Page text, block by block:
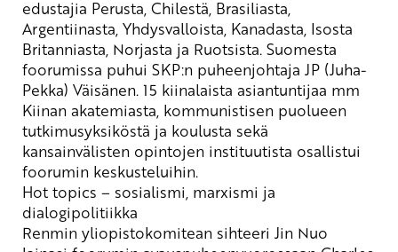
edustajia Perusta, Chilestä, Brasiliasta,
Argentiinasta, Yhdysvalloista, Kanadasta, Isosta
Britanniasta, Norjasta ja Ruotsista. Suomesta
foorumissa puhui SKP:n puheenjohtaja JP (Juha-
Pekka) Väisänen. 15 kiinalaista asiantuntijaa mm
Kiinan akatemiasta, kommunistisen puolueen
tutkimusyksiköstä ja koulusta sekä
kansainvälisten opintojen instituutista osallistui
foorumin keskusteluihin.
Hot topics – sosialismi, marxismi ja
dialogipolitiikka
Renmin yliopistokomitean sihteeri Jin Nuo